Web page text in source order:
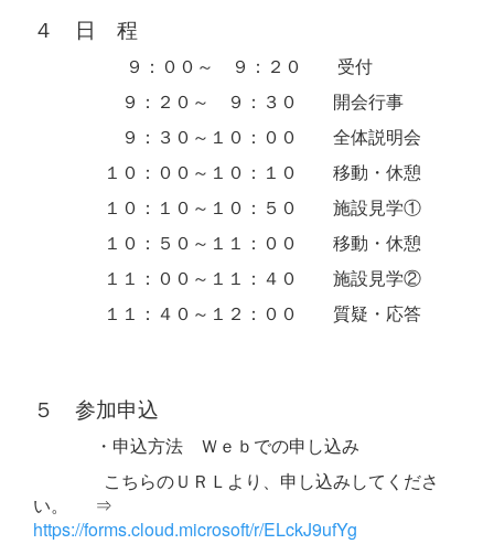
４ 日 程
９：００～ ９：２０ 受付
９：２０～ ９：３０ 開会行事
９：３０～１０：００ 全体説明会
１０：００～１０：１０ 移動・休憩
１０：１０～１０：５０ 施設見学①
１０：５０～１１：００ 移動・休憩
１１：００～１１：４０ 施設見学②
１１：４０～１２：００ 質疑・応答
５ 参加申込
・申込方法 Ｗｅｂでの申し込み
こちらのＵＲＬより、申し込みしてくださ
い。 ⇒
https://forms.cloud.microsoft/r/ELckJ9ufYg